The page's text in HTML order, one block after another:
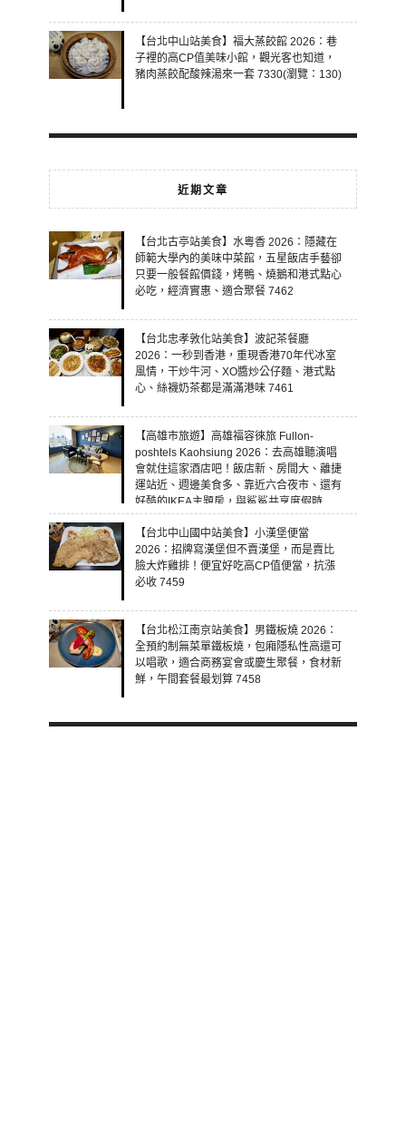
【台北中山站美食】福大蒸餃館 2026：巷
子裡的高CP值美味小館，觀光客也知道，
豬肉蒸餃配酸辣湯來一套 7330(瀏覽：130)
近期文章
【台北古亭站美食】水粵香 2026：隱藏在
師範大學內的美味中菜館，五星飯店手藝卻
只要一般餐館價錢，烤鴨、燒鵝和港式點心
必吃，經濟實惠、適合聚餐 7462
【台北忠孝敦化站美食】波記茶餐廳
2026：一秒到香港，重現香港70年代冰室
風情，干炒牛河、XO醬炒公仔麵、港式點
心、絲襪奶茶都是滿滿港味 7461
【高雄市旅遊】高雄福容徠旅 Fullon-
poshtels Kaohsiung 2026：去高雄聽演唱
會就住這家酒店吧！飯店新、房間大、離捷
運站近、週邊美食多、靠近六合夜市、還有
好酷的IKEA主題房，與鯊鯊共享度假時
光！ 7460
【台北中山國中站美食】小漢堡便當
2026：招牌寫漢堡但不賣漢堡，而是賣比
臉大炸雞排！便宜好吃高CP值便當，抗漲
必收 7459
【台北松江南京站美食】男鐵板燒 2026：
全預約制無菜單鐵板燒，包廂隱私性高還可
以唱歌，適合商務宴會或慶生聚餐，食材新
鮮，午間套餐最划算 7458